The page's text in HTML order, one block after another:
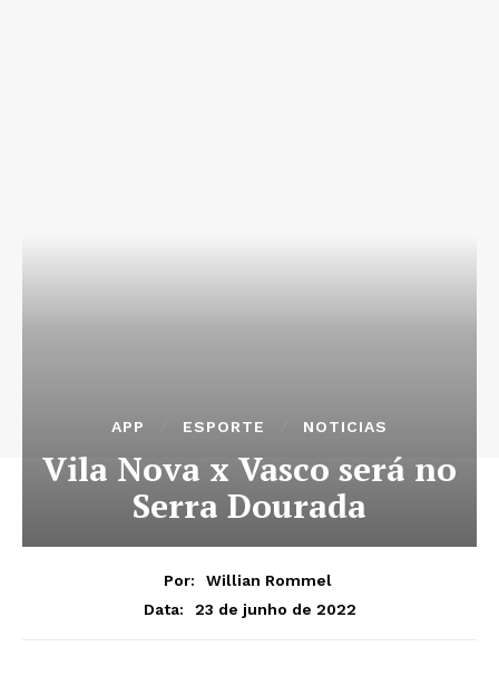
APP ESPORTE NOTICIAS
Vila Nova x Vasco será no
Serra Dourada
Por:
Willian Rommel
Data:
23 de junho de 2022